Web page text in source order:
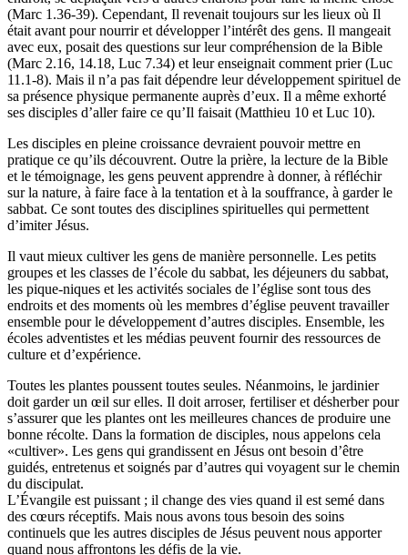
(Marc 1.36-39). Cependant, Il revenait toujours sur les lieux où Il
était avant pour nourrir et développer l’intérêt des gens. Il mangeait
avec eux, posait des questions sur leur compréhension de la Bible
(Marc 2.16, 14.18, Luc 7.34) et leur enseignait comment prier (Luc
11.1-8). Mais il n’a pas fait dépendre leur développement spirituel de
sa présence physique permanente auprès d’eux. Il a même exhorté
ses disciples d’aller faire ce qu’Il faisait (Matthieu 10 et Luc 10).
Les disciples en pleine croissance devraient pouvoir mettre en
pratique ce qu’ils découvrent. Outre la prière, la lecture de la Bible
et le témoignage, les gens peuvent apprendre à donner, à réfléchir
sur la nature, à faire face à la tentation et à la souffrance, à garder le
sabbat. Ce sont toutes des disciplines spirituelles qui permettent
d’imiter Jésus.
Il vaut mieux cultiver les gens de manière personnelle. Les petits
groupes et les classes de l’école du sabbat, les déjeuners du sabbat,
les pique-niques et les activités sociales de l’église sont tous des
endroits et des moments où les membres d’église peuvent travailler
ensemble pour le développement d’autres disciples. Ensemble, les
écoles adventistes et les médias peuvent fournir des ressources de
culture et d’expérience.
Toutes les plantes poussent toutes seules. Néanmoins, le jardinier
doit garder un œil sur elles. Il doit arroser, fertiliser et désherber pour
s’assurer que les plantes ont les meilleures chances de produire une
bonne récolte. Dans la formation de disciples, nous appelons cela
«cultiver». Les gens qui grandissent en Jésus ont besoin d’être
guidés, entretenus et soignés par d’autres qui voyagent sur le chemin
du discipulat.
L’Évangile est puissant ; il change des vies quand il est semé dans
des cœurs réceptifs. Mais nous avons tous besoin des soins
continuels que les autres disciples de Jésus peuvent nous apporter
quand nous affrontons les défis de la vie.